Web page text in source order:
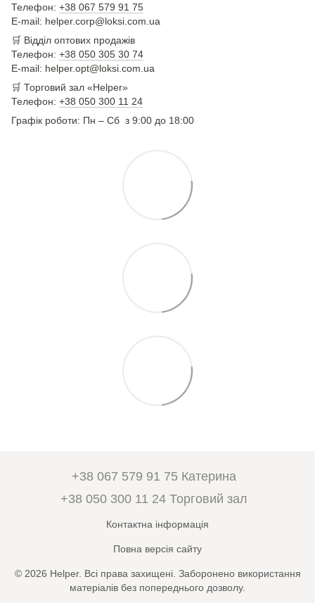
Телефон: +38 067 579 91 75
E-mail: helper.corp@loksi.com.ua
🛒 Відділ оптових продажів
Телефон: +38 050 305 30 74
E-mail: helper.opt@loksi.com.ua
🛒 Торговий зал «Helper»
Телефон: +38 050 300 11 24
Графік роботи: Пн – Сб з 9:00 до 18:00
+38 067 579 91 75 Катерина
+38 050 300 11 24 Торговий зал
Контактна інформація
Повна версія сайту
© 2026 Helper. Всі права захищені. Заборонено використання
матеріалів без попереднього дозволу.